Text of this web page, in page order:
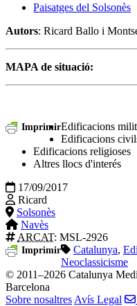
Paisatges del Solsonès
Autors: Ricard Ballo i
MAPA de situació:
ImprimirEdificacions
Edificacions
Edificacions religioses
Altres llocs d'interés
17/09/2017
Ricard
Solsonès
Navès
ARCAT: MSL-2926
Imprimir Catalunya,
Neoclassicisme
© 2011–2026 Catalunya
Barcelona
Sobre nosaltres Avís Legal